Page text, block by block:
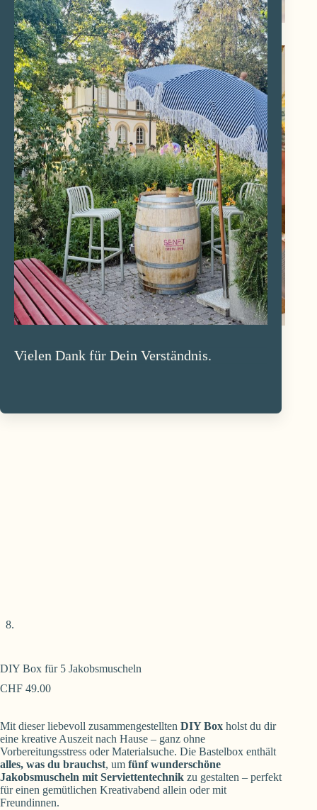
Vielen Dank für Dein Verständnis.
DIY Box für 5 Jakobsmuscheln
CHF 49.00
Mit dieser liebevoll zusammengestellten DIY Box holst du dir
eine kreative Auszeit nach Hause – ganz ohne
Vorbereitungsstress oder Materialsuche. Die Bastelbox enthält
alles, was du brauchst, um fünf wunderschöne
Jakobsmuscheln mit Serviettentechnik zu gestalten – perfekt
für einen gemütlichen Kreativabend allein oder mit
Freundinnen.